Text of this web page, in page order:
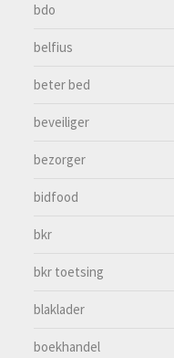
bdo
belfius
beter bed
beveiliger
bezorger
bidfood
bkr
bkr toetsing
blaklader
boekhandel